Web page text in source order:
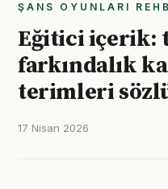
ŞANS OYUNLARI
Eğitici içerik:
farkındalık
terimleri
17 Nisan 2026